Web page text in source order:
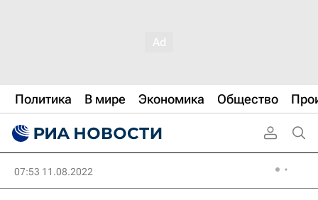
Политика В мире Экономика Общество
07:53 11.08.2022